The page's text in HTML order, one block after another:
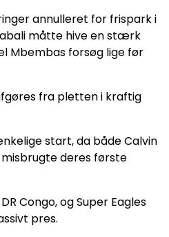
annulleret for frispark i
måtte hive en stærk
Mbembas forsøg lige før
fra pletten i kraftig
start, da både Calvin
misbrugte deres første
Congo, og Super Eagles
pres.